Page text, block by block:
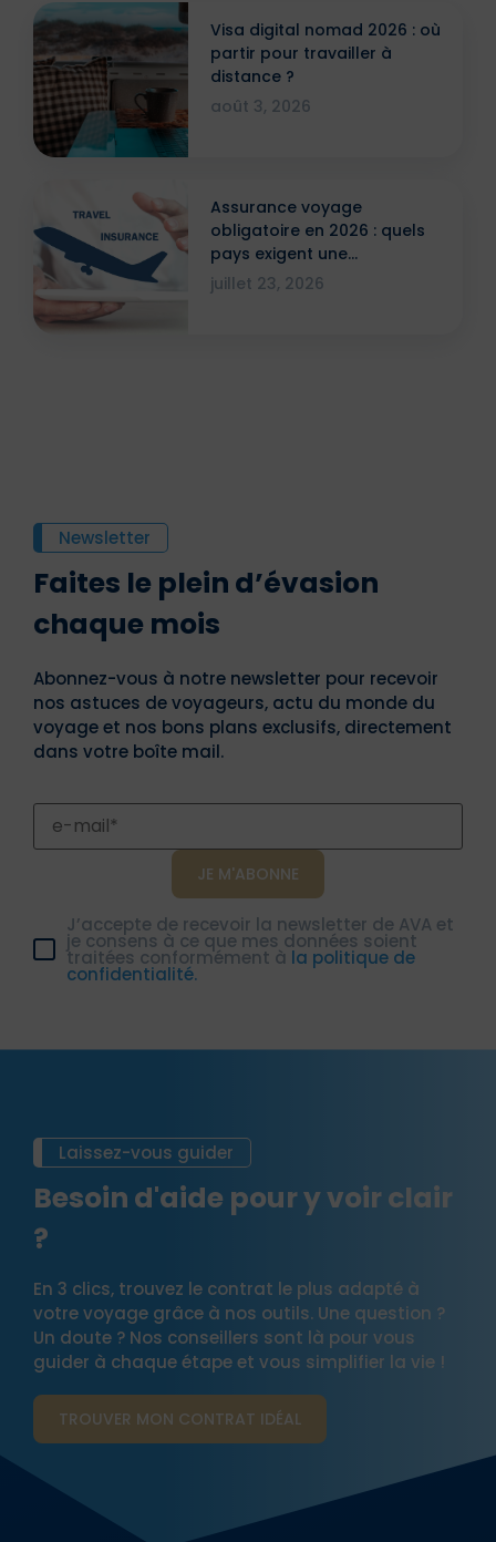
Visa digital nomad 2026 : où
partir pour travailler à
distance ?
août 3, 2026
Assurance voyage
obligatoire en 2026 : quels
pays exigent une
attestation ?
juillet 23, 2026
Newsletter
Faites le plein d’évasion
chaque mois
Abonnez-vous à notre newsletter pour recevoir
nos astuces de voyageurs, actu du monde du
voyage et nos bons plans exclusifs, directement
dans votre boîte mail.
J’accepte de recevoir la newsletter de AVA et
je consens à ce que mes données soient
traitées conformément à la politique de
confidentialité.
Laissez-vous guider
Besoin d'aide pour y voir clair
?
En 3 clics, trouvez le contrat le plus adapté à
votre voyage grâce à nos outils. Une question ?
Un doute ? Nos conseillers sont là pour vous
guider à chaque étape et vous simplifier la vie !
TROUVER MON CONTRAT​ IDÉAL